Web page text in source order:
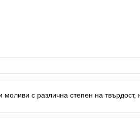
с различна степен на твърдост,